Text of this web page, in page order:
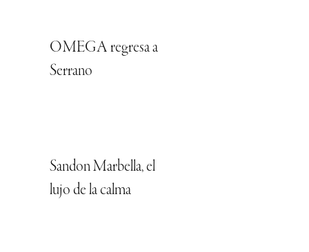
OMEGA regresa a
Serrano
Sandon Marbella, el
lujo de la calma